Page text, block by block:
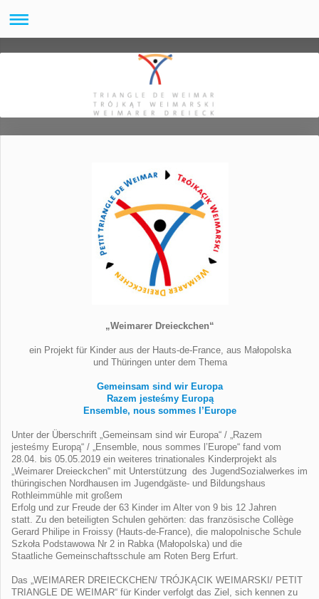
„Weimarer Dreieckchen“
ein Projekt für Kinder aus der Hauts-de-France, aus Małopolska
und Thüringen unter dem Thema
Gemeinsam sind wir Europa
Razem jesteśmy Europą
Ensemble, nous sommes l’Europe
Unter der Überschrift „Gemeinsam sind wir Europa“ / „Razem
jesteśmy Europą“ / „Ensemble, nous sommes l’Europe“ fand vom
28.04. bis 05.05.2019 ein weiteres trinationales Kinderprojekt als
„Weimarer Dreieckchen“ mit Unterstützung des JugendSozialwerkes im
thüringischen Nordhausen im Jugendgäste- und Bildungshaus
Rothleimmühle mit großem
Erfolg und zur Freude der 63 Kinder im Alter von 9 bis 12 Jahren
statt. Zu den beteiligten Schulen gehörten: das französische Collège
Gerard Philipe in Froissy (Hauts-de-France), die malopolnische Schule
Szkoła Podstawowa Nr 2 in Rabka (Małopolska) und die
Staatliche Gemeinschaftsschule am Roten Berg Erfurt.
Das „WEIMARER DREIECKCHEN/ TRÓJKĄCIK WEIMARSKI/ PETIT
TRIANGLE DE WEIMAR“ für Kinder verfolgt das Ziel, sich kennen zu